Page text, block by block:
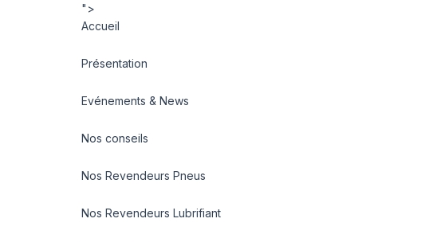
">
Accueil
Présentation
Evénements & News
Nos conseils
Nos Revendeurs Pneus
Nos Revendeurs Lubrifiant